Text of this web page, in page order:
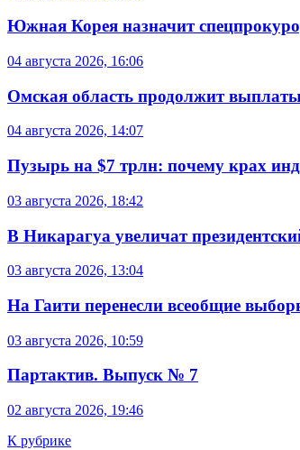
Южная Корея назначит
04 августа 2026, 16:06
Омская область продолжит
04 августа 2026, 14:07
Пузырь на $7 трлн: почему крах
03 августа 2026, 18:42
В Никарагуа увеличат
03 августа 2026, 13:04
На Гаити перенесли всеобщие
03 августа 2026, 10:59
Партактив. Выпуск № 7
02 августа 2026, 19:46
К рубрике